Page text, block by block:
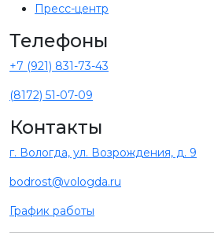
Пресс-центр
Телефоны
+7 (921) 831-73-43
(8172) 51-07-09
Контакты
г. Вологда, ул. Возрождения, д. 9
bodrost@vologda.ru
График работы